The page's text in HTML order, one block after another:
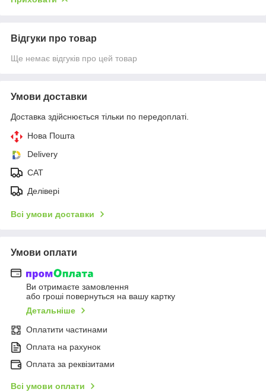
Відгуки про товар
Ще немає відгуків про цей товар
Умови доставки
Доставка здійснюється тільки по передоплаті.
Нова Пошта
Delivery
CAT
Делівері
Всі умови доставки
Умови оплати
Ви отримаєте замовлення
або гроші повернуться на вашу картку
Детальніше
Оплатити частинами
Оплата на рахунок
Оплата за реквізитами
Всі умови оплати